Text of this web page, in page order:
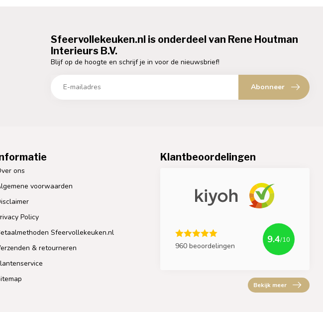
Sfeervollekeuken.nl is onderdeel van Rene Houtman
Interieurs B.V.
Blijf op de hoogte en schrijf je in voor de nieuwsbrief!
Abonneer
ons
voorwaarden
Policy
Sfeervollekeuken.nl
& retourneren
Klantbeoordelingen
960 beoordelingen
9.4/10
Bekijk meer